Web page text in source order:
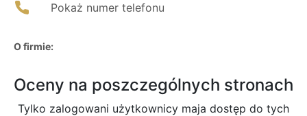
Pokaż numer telefonu
O firmie:
Oceny na poszczególnych stronach
Tylko zalogowani użytkownicy maja dostęp do tych